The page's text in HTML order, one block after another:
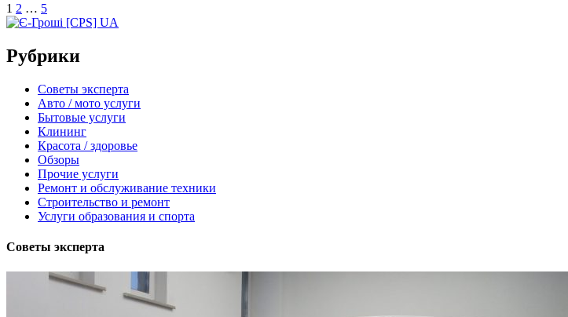
Пагінація
записів
1 2 … 5
Рубрики
Советы эксперта
Авто / мото услуги
Бытовые услуги
Клининг
Красота / здоровье
Обзоры
Прочие услуги
Ремонт и обслуживание техники
Строительство и ремонт
Услуги образования и спорта
Советы эксперта